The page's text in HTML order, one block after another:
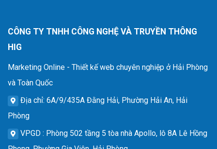
CÔNG TY TNHH CÔNG NGHỆ VÀ TRUYỀN THÔNG
HIG
Marketing Online - Thiết kế web chuyên nghiệp ở Hải Phòng
và Toàn Quốc
Địa chỉ: 6A/9/435A Đằng Hải, Phường Hải An, Hải
Phòng
VPGD : Phòng 502 tầng 5 tòa nhà Apollo, lô 8A Lê Hồng